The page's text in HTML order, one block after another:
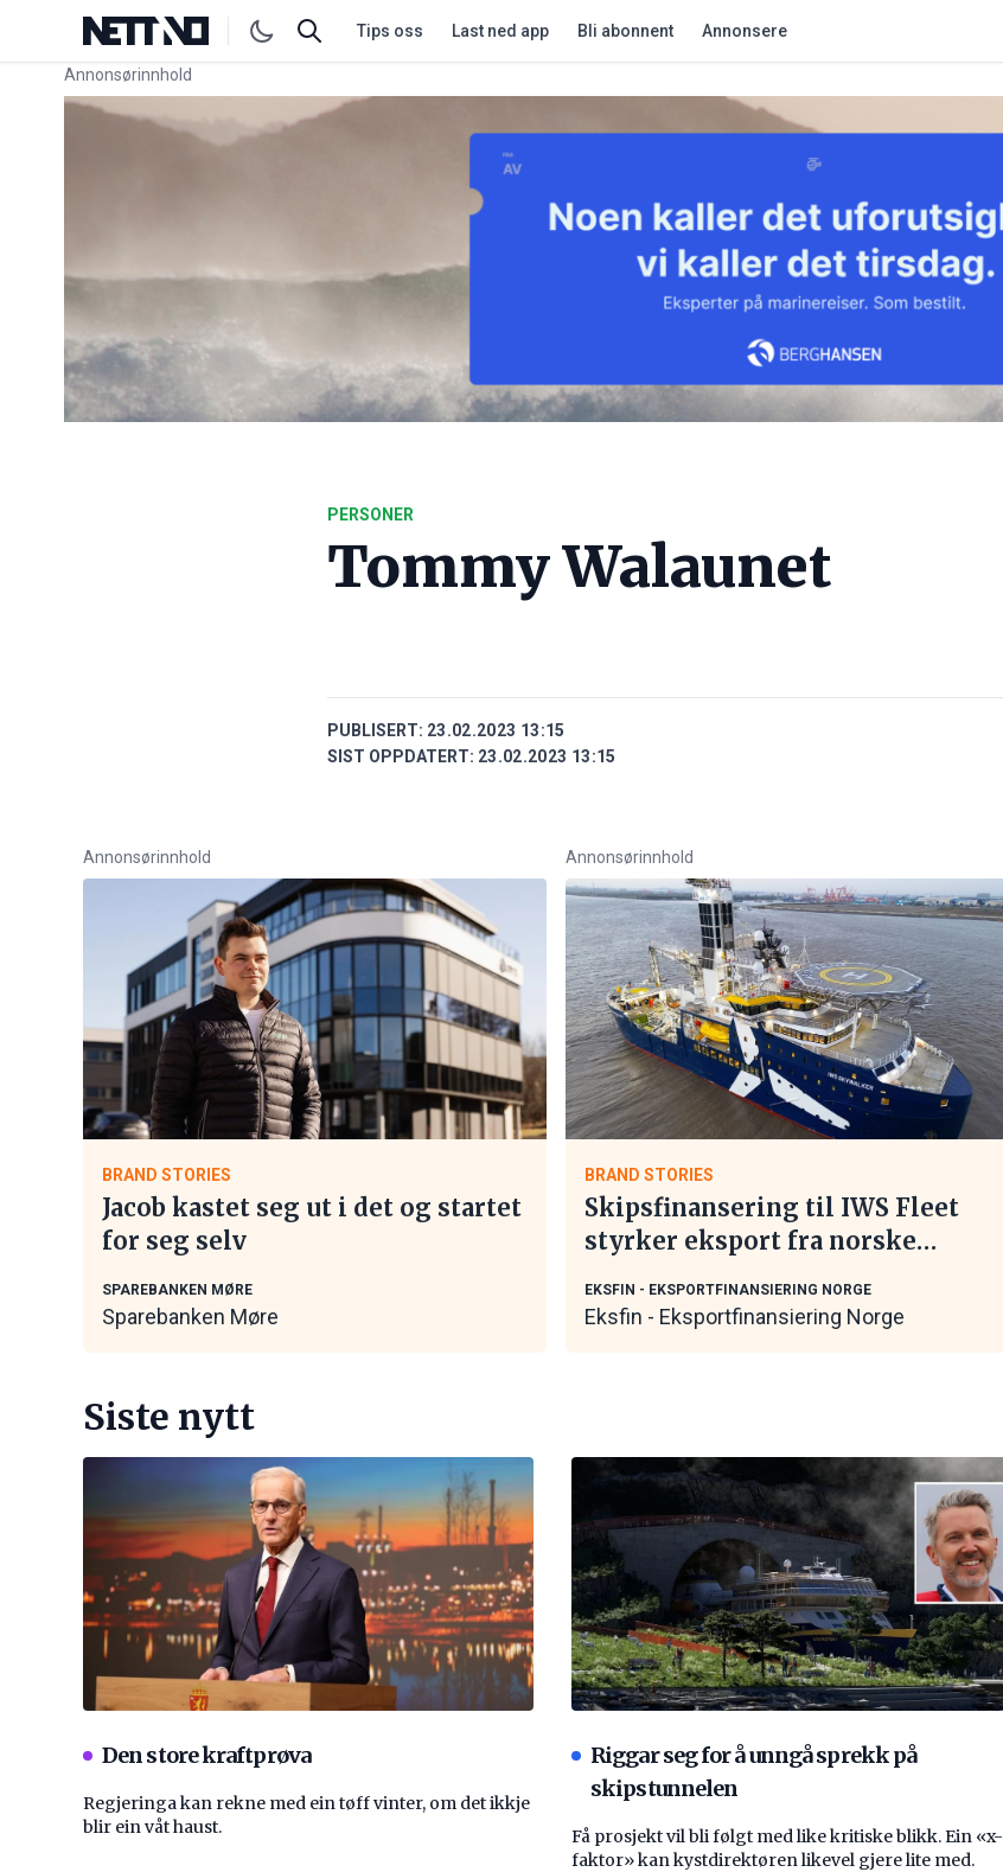
Tips oss Last ned app Bli abonnent Annonsere
Annonsørinnhold
Link for annonse
PERSONER
Tommy Walaunet
PUBLISERT: 23.02.2023 13:15
SIST OPPDATERT: 23.02.2023 13:15
Annonsørinnhold
BRAND STORIES
Jacob kastet seg ut i det og startet
for seg selv
SPAREBANKEN MØRE
Sparebanken Møre
Annonsørinnhold
BRAND STORIES
Skipsfinansering til IWS Fleet
styrker eksport fra norske
EKSFIN - EKSPORTFINANSIERING NORGE
Eksfin - Eksportfinansiering Norge
Siste nytt
Den store kraftprøva
Regjeringa kan rekne med ein tøff vinter, om det ikkje
blir ein våt haust.
Riggar seg for å unngå sprekk på
skipstunnelen
Få prosjekt vil bli følgt med like kritiske blikk. Ein «x-
faktor» kan kystdirektøren likevel gjere lite med.